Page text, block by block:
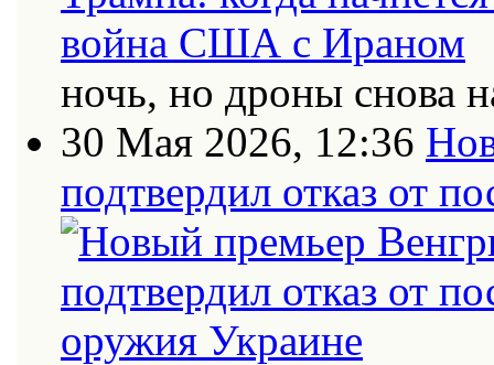
ночь, но дроны снова
30 Мая 2026, 12:36
подтвердил отказ от